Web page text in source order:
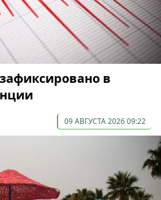
в
09 АВГУСТА 2026 09:22